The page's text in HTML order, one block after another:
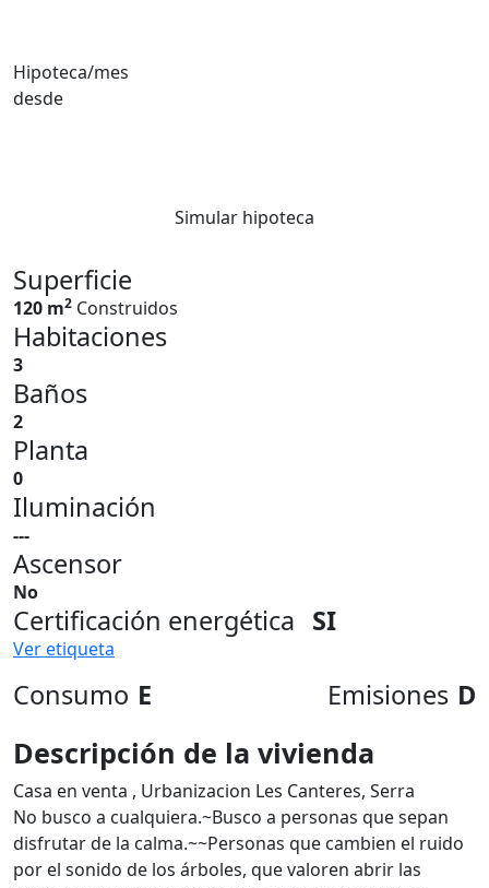
Hipoteca/mes
desde
Simular hipoteca
Superficie
120 m2 Construidos
Habitaciones
3
Baños
2
Planta
0
Iluminación
---
Ascensor
No
Certificación energética SI
Ver etiqueta
Consumo E Emisiones D
Descripción de la vivienda
Casa en venta , Urbanizacion Les Canteres, Serra
No busco a cualquiera.~Busco a personas que sepan
disfrutar de la calma.~~Personas que cambien el ruido
por el sonido de los árboles, que valoren abrir las